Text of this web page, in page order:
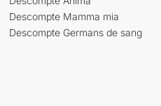
Descompte Mamma mia
Descompte Germans de sang